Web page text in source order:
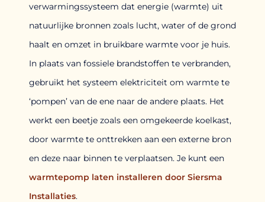
verwarmingssysteem dat energie (warmte) uit
natuurlijke bronnen zoals lucht, water of de grond
haalt en omzet in bruikbare warmte voor je huis.
In plaats van fossiele brandstoffen te verbranden,
gebruikt het systeem elektriciteit om warmte te
‘pompen’ van de ene naar de andere plaats. Het
werkt een beetje zoals een omgekeerde koelkast,
door warmte te onttrekken aan een externe bron
en deze naar binnen te verplaatsen. Je kunt een
warmtepomp laten installeren door Siersma
Installaties.